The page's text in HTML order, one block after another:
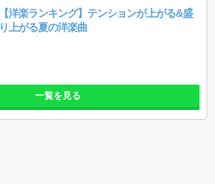
【洋楽ランキング】テンションが上がる&盛
り上がる夏の洋楽曲
一覧を見る